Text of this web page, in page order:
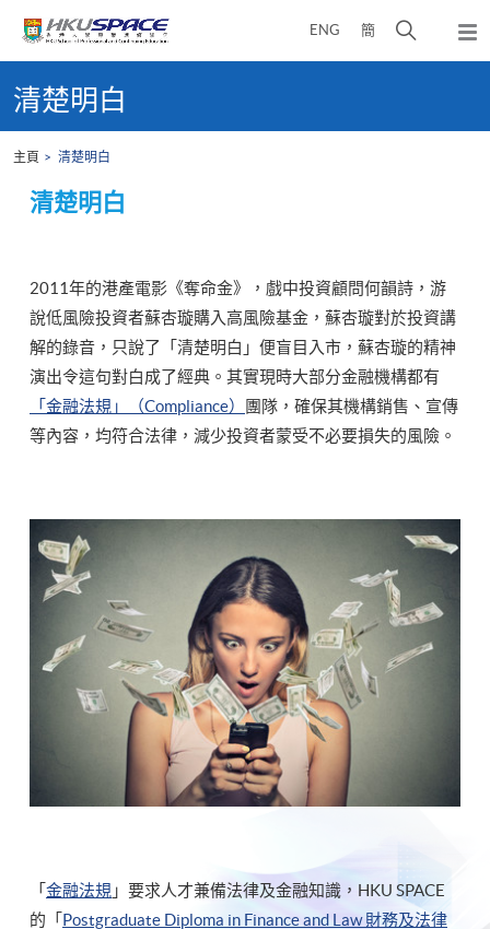
ENG 簡
開
彈
出
單
content
start清楚明白
主頁 清楚明白
清楚明白
2011年的港產電影《奪命金》，戲中投資顧問何韻詩，游
說低風險投資者蘇杏璇購入高風險基金，蘇杏璇對於投資講
解的錄音，只說了「清楚明白」便盲目入市，蘇杏璇的精神
演出令這句對白成了經典。其實現時大部分金融機構都有
「金融法規」（Compliance）
團隊，確保其機構銷售、宣傳
等內容，均符合法律，減少投資者蒙受不必要損失的風險。
「 金融法規 」要求人才兼備法律及金融知識，HKU SPACE
的「 Postgraduate Diploma in Finance and Law 財務及法律